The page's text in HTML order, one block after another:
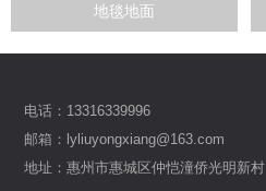
地毯地面
电话：13316339996
邮箱：lyliuyongxiang@163.com
地址：惠州市惠城区仲恺潼侨光明新村